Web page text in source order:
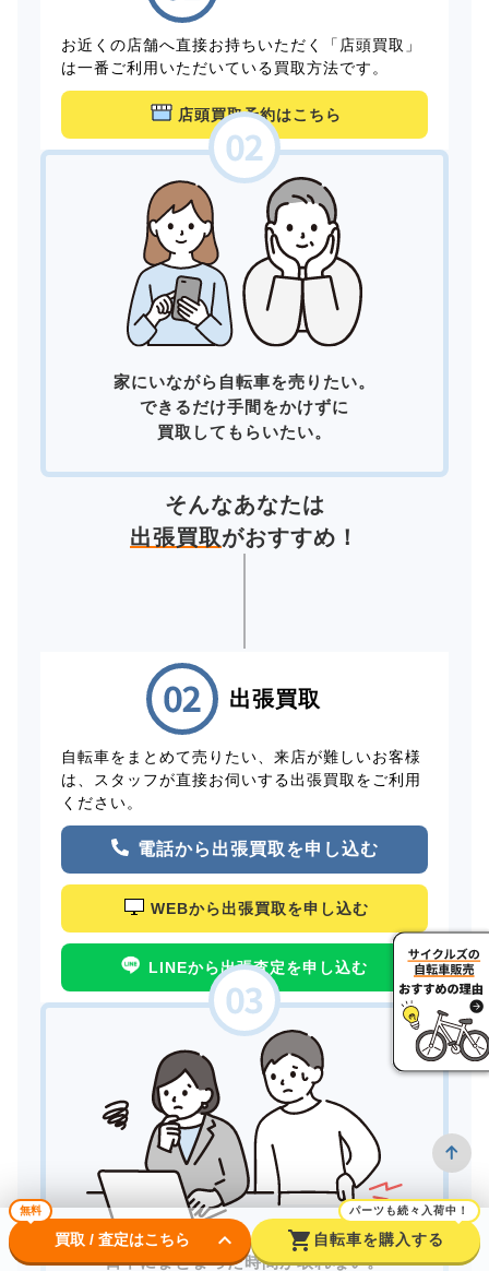
お近くの店舗へ直接お持ちいただく「店頭買取」
は一番ご利用いただいている買取方法です。
店頭買取予約はこちら
家にいながら自転車を売りたい。
できるだけ手間をかけずに
買取してもらいたい。
そんなあなたは
出張買取がおすすめ！
出張買取
自転車をまとめて売りたい、来店が難しいお客様
は、スタッフが直接お伺いする出張買取をご利用
ください。
電話から出張買取を申し込む
WEBから出張買取を申し込む
LINEから出張査定を申し込む
日中にまとまった時間が取れない。
無料
買取 / 査定はこちら keyboard_arrow_down shopping_cart
パーツも続々入荷中！
自転車を購入する